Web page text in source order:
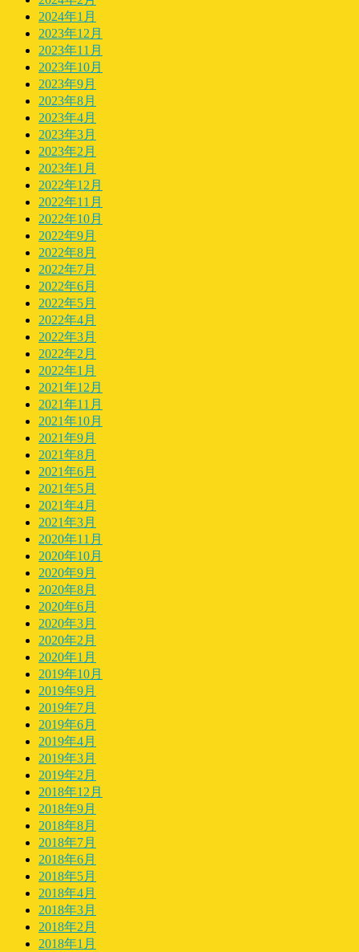
2024年1月
2023年12月
2023年11月
2023年10月
2023年9月
2023年8月
2023年4月
2023年3月
2023年2月
2023年1月
2022年12月
2022年11月
2022年10月
2022年9月
2022年8月
2022年7月
2022年6月
2022年5月
2022年4月
2022年3月
2022年2月
2022年1月
2021年12月
2021年11月
2021年10月
2021年9月
2021年8月
2021年6月
2021年5月
2021年4月
2021年3月
2020年11月
2020年10月
2020年9月
2020年8月
2020年6月
2020年3月
2020年2月
2020年1月
2019年10月
2019年9月
2019年7月
2019年6月
2019年4月
2019年3月
2019年2月
2018年12月
2018年9月
2018年8月
2018年7月
2018年6月
2018年5月
2018年4月
2018年3月
2018年2月
2018年1月